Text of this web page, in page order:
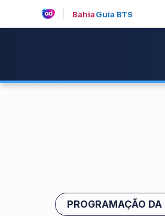
BahiaGuia BTS
PROGRAMAÇÃO